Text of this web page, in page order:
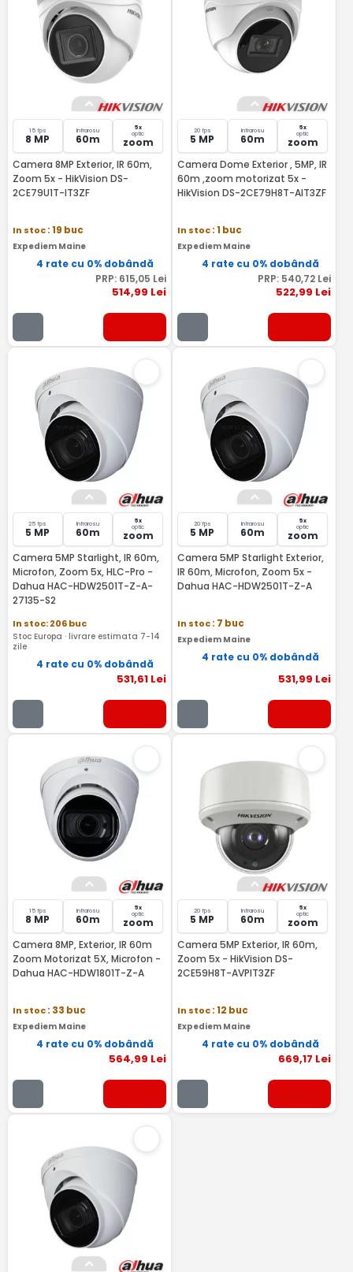
15 fps
8 MP
Infrarosu
60m
5x
optic
zoom
Camera 8MP Exterior, IR 60m,
Zoom 5x - HikVision DS-
2CE79U1T-IT3ZF
In stoc: 19 buc
Expediem Maine
4 rate cu 0% dobândă
PRP: 615,05 Lei
514,99 Lei
20 fps
5 MP
Infrarosu
60m
5x
optic
zoom
Camera Dome Exterior , 5MP, IR
60m ,zoom motorizat 5x -
HikVision DS-2CE79H8T-AIT3ZF
In stoc: 1 buc
Expediem Maine
4 rate cu 0% dobândă
PRP: 540,72 Lei
522,99 Lei
25 fps
5 MP
Infrarosu
60m
5x
optic
zoom
Camera 5MP Starlight, IR 60m,
Microfon, Zoom 5x, HLC-Pro -
Dahua HAC-HDW2501T-Z-A-
27135-S2
In stoc: 206 buc
Stoc Europa · livrare estimata 7-14
zile
4 rate cu 0% dobândă
531,61Lei
20 fps
5 MP
Infrarosu
60m
5x
optic
zoom
Camera 5MP Starlight Exterior,
IR 60m, Microfon, Zoom 5x -
Dahua HAC-HDW2501T-Z-A
In stoc: 7 buc
Expediem Maine
4 rate cu 0% dobândă
531,99 Lei
15 fps
8 MP
Infrarosu
60m
5x
optic
zoom
Camera 8MP, Exterior, IR 60m
Zoom Motorizat 5X, Microfon -
Dahua HAC-HDW1801T-Z-A
In stoc: 33 buc
Expediem Maine
4 rate cu 0% dobândă
564,99 Lei
20 fps
5 MP
Infrarosu
60m
5x
optic
zoom
Camera 5MP Exterior, IR 60m,
Zoom 5x - HikVision DS-
2CE59H8T-AVPIT3ZF
In stoc: 12 buc
Expediem Maine
4 rate cu 0% dobândă
669,17 Lei